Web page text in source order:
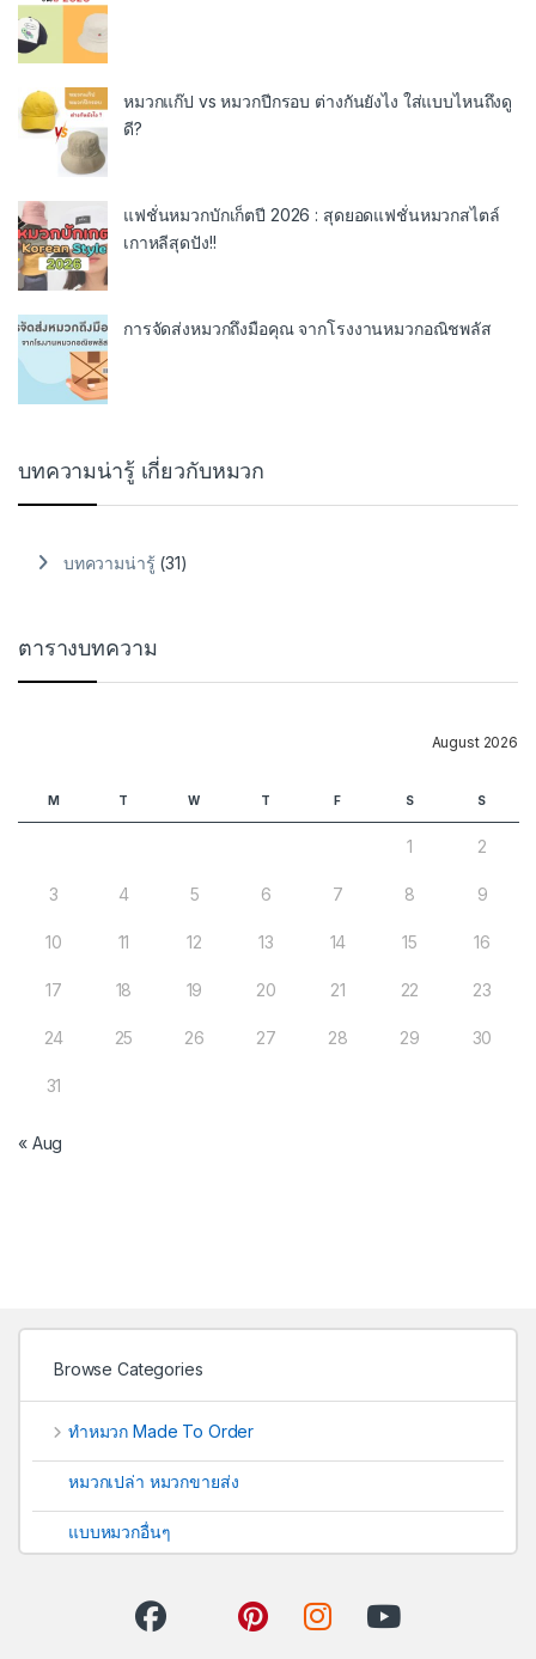
หมวกแก๊ป vs หมวกปีกรอบ ต่างกันยังไง ใส่แบบไหนถึงดู
ดี?
แฟชั่นหมวกบักเก็ตปี 2026 : สุดยอดแฟชั่นหมวกสไตล์
เกาหลีสุดปัง!!
การจัดส่งหมวกถึงมือคุณ จากโรงงานหมวกอณิชพลัส
บทความน่ารู้ เกี่ยวกับหมวก
บทความน่ารู้(31)
ตารางบทความ
August 2026
M T W T F S S
1 2
3 4 5 6 7 8 9
10 11 12 13 14 15 16
17 18 19 20 21 22 23
24 25 26 27 28 29 30
31
« Aug
Browse Categories
ทำหมวก Made To Order
หมวกเปล่า หมวกขายส่ง
แบบหมวกอื่นๆ